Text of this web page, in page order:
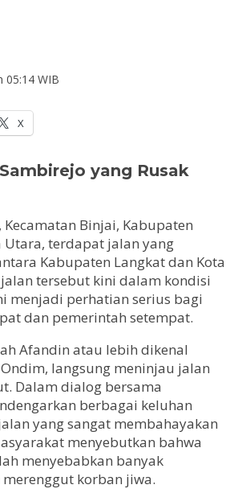
05:14 WIB
X
yang Rusak
Kecamatan Binjai, Kabupaten
Utara, terdapat jalan yang
Kabupaten Langkat dan Kota
tersebut kini dalam kondisi
menjadi perhatian serius bagi
dan pemerintah setempat.
Afandin atau lebih dikenal
langsung meninjau jalan
Dalam dialog bersama
berbagai keluhan
yang sangat membahayakan
menyebutkan bahwa
menyebabkan banyak
korban jiwa.